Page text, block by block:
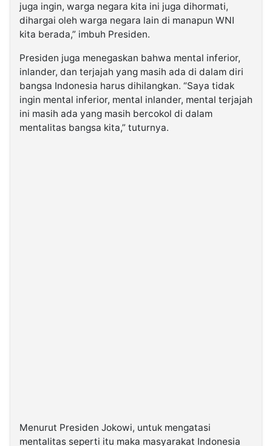
juga ingin, warga negara kita ini juga dihormati,
dihargai oleh warga negara lain di manapun WNI
kita berada,” imbuh Presiden.
Presiden juga menegaskan bahwa mental inferior,
inlander, dan terjajah yang masih ada di dalam diri
bangsa Indonesia harus dihilangkan. “Saya tidak
ingin mental inferior, mental inlander, mental terjajah
ini masih ada yang masih bercokol di dalam
mentalitas bangsa kita,” tuturnya.
Menurut Presiden Jokowi, untuk mengatasi
mentalitas seperti itu maka masyarakat Indonesia